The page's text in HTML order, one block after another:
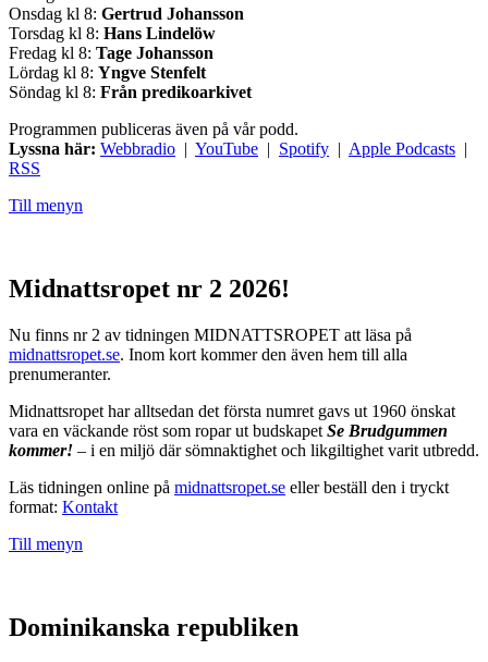
Onsdag kl 8: Gertrud Johansson
Torsdag kl 8: Hans Lindelöw
Fredag kl 8: Tage Johansson
Lördag kl 8: Yngve Stenfelt
Söndag kl 8: Från predikoarkivet
Programmen publiceras även på vår podd.
Lyssna här: Webbradio | YouTube | Spotify | Apple Podcasts |
RSS
Till menyn
Midnattsropet nr 2 2026!
Nu finns nr 2 av tidningen MIDNATTSROPET att läsa på
midnattsropet.se. Inom kort kommer den även hem till alla
prenumeranter.
Midnattsropet har alltsedan det första numret gavs ut 1960 önskat
vara en väckande röst som ropar ut budskapet Se Brudgummen
kommer! – i en miljö där sömnaktighet och likgiltighet varit utbredd.
Läs tidningen online på midnattsropet.se eller beställ den i tryckt
format: Kontakt
Till menyn
Dominikanska republiken